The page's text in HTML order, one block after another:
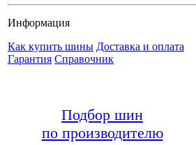
Информация
Как купить шины Доставка и оплата
Гарантия Справочник
Подбор шин
по производителю